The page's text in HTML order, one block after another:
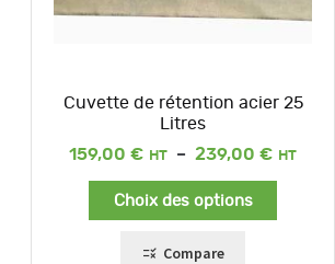
Cuvette de rétention acier 25
Litres
159,00 € – 239,00 €
Plage
Choix des options
Compare